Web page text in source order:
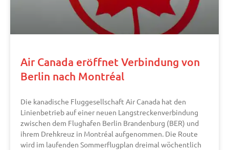
Air Canada eröffnet Verbindung von
Berlin nach Montréal
Die kanadische Fluggesellschaft Air Canada hat den
Linienbetrieb auf einer neuen Langstreckenverbindung
zwischen dem Flughafen Berlin Brandenburg (BER) und
ihrem Drehkreuz in Montréal aufgenommen. Die Route
wird im laufenden Sommerflugplan dreimal wöchentlich